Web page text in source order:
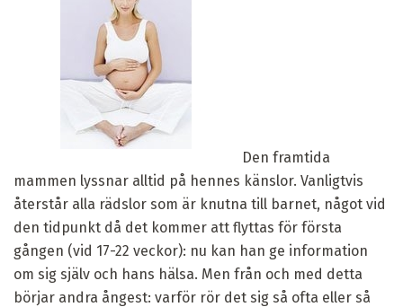
Den framtida
mammen lyssnar alltid på hennes känslor. Vanligtvis
återstår alla rädslor som är knutna till barnet, något vid
den tidpunkt då det kommer att flyttas för första
gången (vid 17-22 veckor): nu kan han ge information
om sig själv och hans hälsa. Men från och med detta
börjar andra ångest: varför rör det sig så ofta eller så